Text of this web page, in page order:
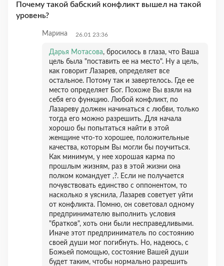
Почему такой бабский конфликт вышел на такой
уровень?
Марина 26.01 23:36
Дарья Мотасова, бросилось в глаза, что Ваша
цель была "поставить ее на место". Ну а цель,
как говорит Лазарев, определяет все
остальное. Потому так и завертелось. Где ее
место определяет Бог. Похоже Вы взяли на
себя его функцию. Любой конфликт, по
Лазареву должен начинаться с любви, только
тогда его можно разрешить. Для начала
хорошо бы попытаться найти в этой
женщине что-то хорошее, положительные
качества, которым Вы могли бы поучиться.
Как минимум, у нее хорошая карма по
прошлым жизням, раз в этой жизни она
полком командует ,?. Если не получается
почувствовать единство с оппонентом, то
насколько я уяснила, Лазарев советует уйти
от конфликта. Помню, он советовал одному
предпринимателю выполнить условия
"братков", хоть они были несправедливыми.
Иначе этот предприниматель по состоянию
своей души мог погибнуть. Но, надеюсь, с
Божьей помощью, состояние Вашей души
будет таким, чтобы нормально разрешить